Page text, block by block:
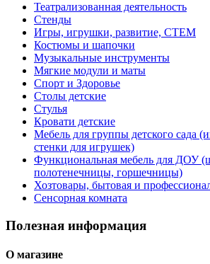
Театрализованная деятельность
Стенды
Игры, игрушки, развитие, СТЕМ
Костюмы и шапочки
Музыкальные инструменты
Мягкие модули и маты
Спорт и Здоровье
Столы детские
Стулья
Кровати детские
Мебель для группы детского сада
стенки для игрушек)
Функциональная мебель для ДОУ
полотенечницы, горшечницы)
Хозтовары, бытовая и
Сенсорная комната
Полезная информация
О магазине